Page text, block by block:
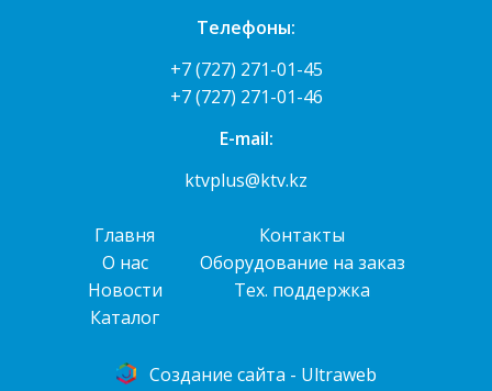
Телефоны:
+7 (727) 271-01-45
+7 (727) 271-01-46
E-mail:
ktvplus@ktv.kz
Главня
О нас
Новости
Каталог
Контакты
Оборудование на заказ
Тех. поддержка
Cоздание сайта - Ultraweb